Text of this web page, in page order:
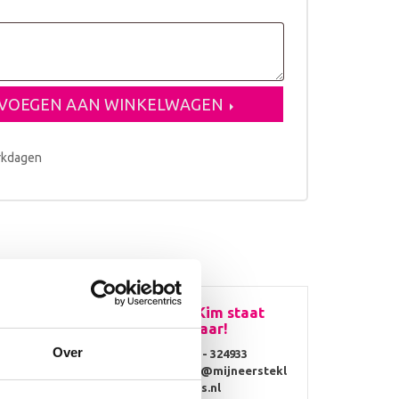
Over
AAN WINKELWAGEN
Vragen? Kim staat
voor je klaar!
0314 - 324933
info@mijneerstekl
ompjes.nl